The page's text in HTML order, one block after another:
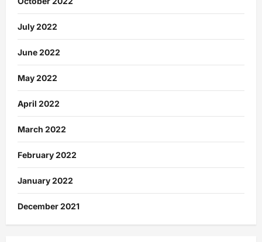
July 2022
June 2022
May 2022
April 2022
March 2022
February 2022
January 2022
December 2021